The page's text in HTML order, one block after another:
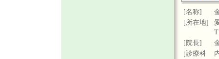
[名称]
[所在地]
[院長]
[診療科